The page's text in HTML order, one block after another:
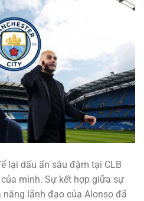
lại dấu ấn sâu đậm tại CLB
mình. Sự kết hợp giữa sự
lãnh đạo của Alonso đã